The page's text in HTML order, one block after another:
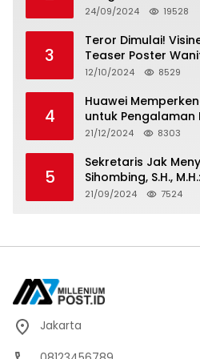
Berkarya,
24/09/2024 19528
3
Teror Dimulai!
Teaser Poster
Tayang di Bioskop
12/10/2024 8529
4
Huawei
untuk Pengalaman
dengan Layar Ultra
Standar Baru untuk
Saja
21/12/2024 8303
5
Sekretaris Jak
Sihombing, S.H.,
DKI Jakarta
21/09/2024 7524
Jakarta